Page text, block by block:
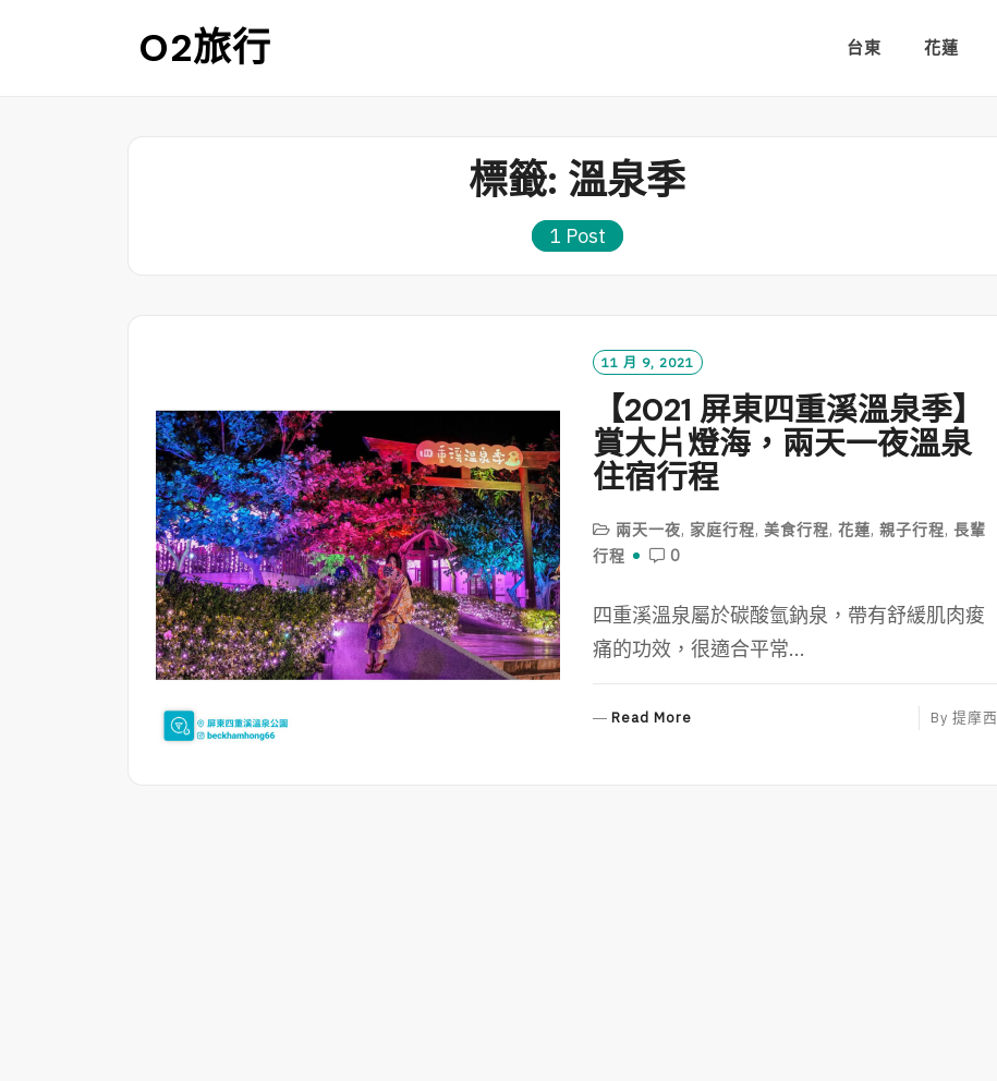
O2旅行 台東 花蓮
標籤: 溫泉季
1 Post
11 月 9, 2021
【2021 屏東四重溪溫泉季】
賞大片燈海，兩天一夜溫泉
住宿行程
兩天一夜, 家庭行程,美食行程,花蓮,親子行程,長輩
行程
0
四重溪溫泉屬於碳酸氫鈉泉，帶有舒緩肌肉痠
痛的功效，很適合平常...
Read More By 提摩西